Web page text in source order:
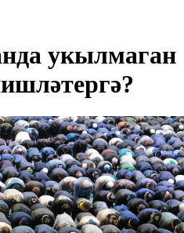
укылмаган